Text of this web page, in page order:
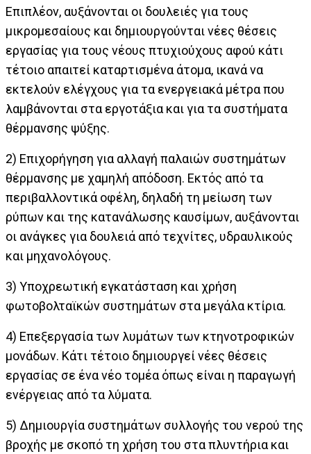
Επιπλέον, αυξάνονται οι δουλειές για τους
μικρομεσαίους και δημιουργούνται νέες θέσεις
εργασίας για τους νέους πτυχιούχους αφού κάτι
τέτοιο απαιτεί καταρτισμένα άτομα, ικανά να
εκτελούν ελέγχους για τα ενεργειακά μέτρα που
λαμβάνονται στα εργοτάξια και για τα συστήματα
θέρμανσης ψύξης.
2) Επιχορήγηση για αλλαγή παλαιών συστημάτων
θέρμανσης με χαμηλή απόδοση. Εκτός από τα
περιβαλλοντικά οφέλη, δηλαδή τη μείωση των
ρύπων και της κατανάλωσης καυσίμων, αυξάνονται
οι ανάγκες για δουλειά από τεχνίτες, υδραυλικούς
και μηχανολόγους.
3) Υποχρεωτική εγκατάσταση και χρήση
φωτοβολταϊκών συστημάτων στα μεγάλα κτίρια.
4) Επεξεργασία των λυμάτων των κτηνοτροφικών
μονάδων. Κάτι τέτοιο δημιουργεί νέες θέσεις
εργασίας σε ένα νέο τομέα όπως είναι η παραγωγή
ενέργειας από τα λύματα.
5) Δημιουργία συστημάτων συλλογής του νερού της
βροχής με σκοπό τη χρήση του στα πλυντήρια και